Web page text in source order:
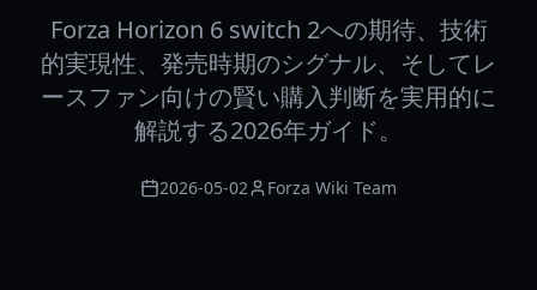
Forza Horizon 6 switch 2への期待、技術
的実現性、発売時期のシグナル、そしてレ
ースファン向けの賢い購入判断を実用的に
解説する2026年ガイド。
2026-05-02 Forza Wiki Team